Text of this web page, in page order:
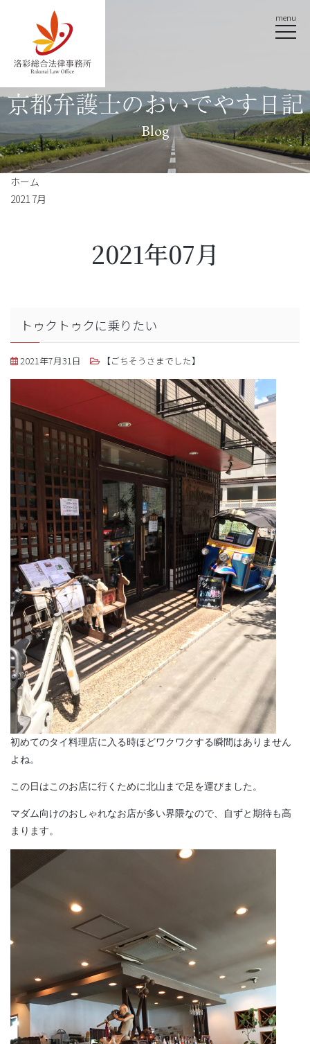
menu
京都弁護士のおいでやす日記
Blog
ホーム
2021 7月
2021年07月
トゥクトゥクに乗りたい
2021年7月31日 【ごちそうさまでした】
初めてのタイ料理店に入る時ほどワクワクする瞬間はありません
よね。
この日はこのお店に行くために北山まで足を運びました。
マダム向けのおしゃれなお店が多い界隈なので、自ずと期待も高
まります。